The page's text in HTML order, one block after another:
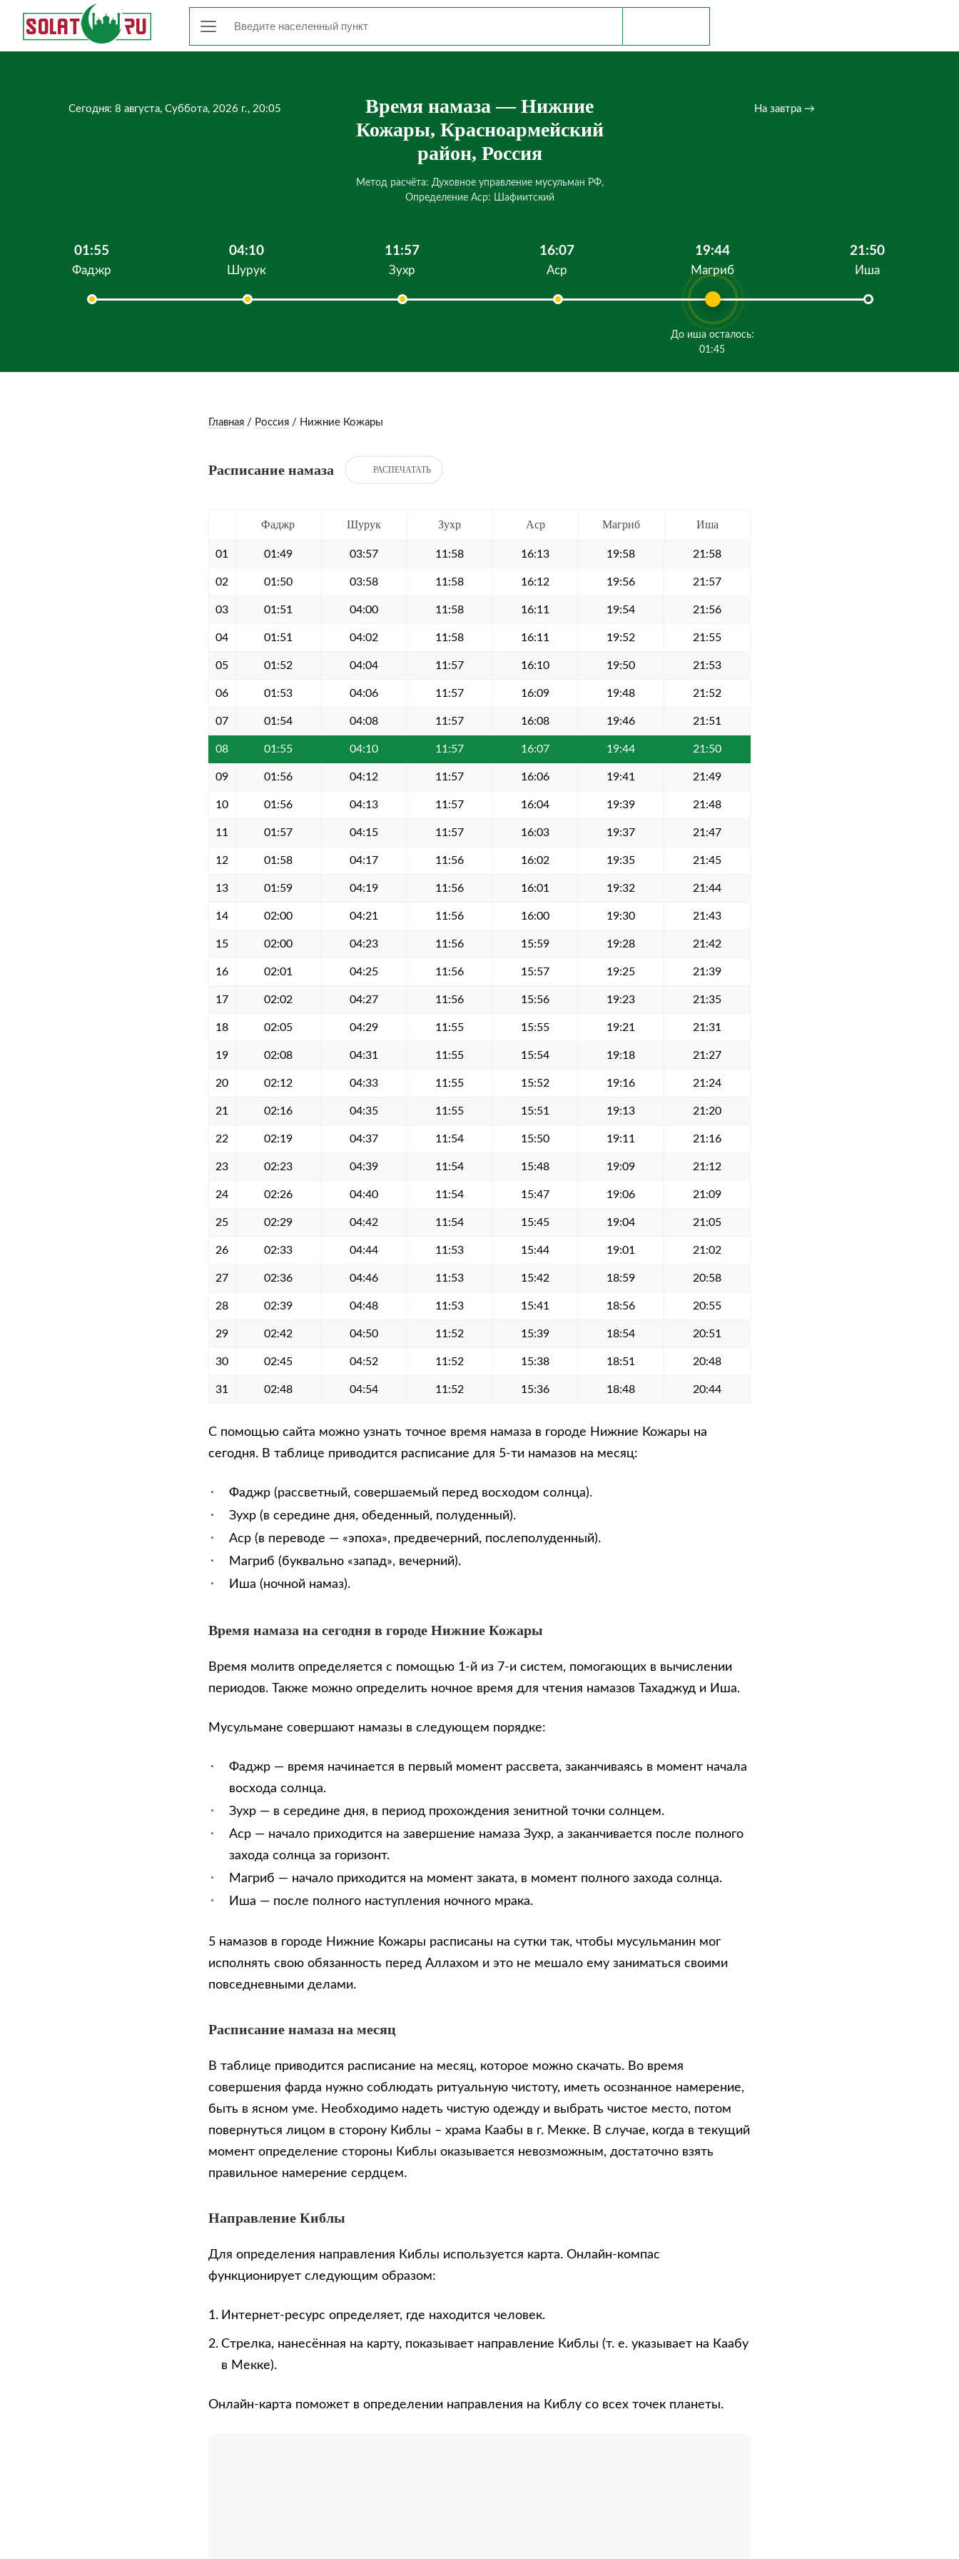
Сегодня: 8 августа, Суббота, 2026 г., 20:05
Время намаза — Нижние
Кожары, Красноармейский
район, Россия
Метод расчёта: Духовное управление мусульман РФ,
Определение Аср: Шафиитский
На завтра →
01:55
Фаджр
04:10
Шурук
11:57
Зухр
16:07
Аср
19:44
Магриб
До иша осталось:
01:45
21:50
Иша
Главная / Россия / Нижние Кожары
Расписание намаза РАСПЕЧАТАТЬ
Фаджр Шурук Зухр Аср Магриб Иша
01 01:49 03:57 11:58 16:13 19:58 21:58
02 01:50 03:58 11:58 16:12 19:56 21:57
03 01:51 04:00 11:58 16:11 19:54 21:56
04 01:51 04:02 11:58 16:11 19:52 21:55
05 01:52 04:04 11:57 16:10 19:50 21:53
06 01:53 04:06 11:57 16:09 19:48 21:52
07 01:54 04:08 11:57 16:08 19:46 21:51
08 01:55 04:10 11:57 16:07 19:44 21:50
09 01:56 04:12 11:57 16:06 19:41 21:49
10 01:56 04:13 11:57 16:04 19:39 21:48
11 01:57 04:15 11:57 16:03 19:37 21:47
12 01:58 04:17 11:56 16:02 19:35 21:45
13 01:59 04:19 11:56 16:01 19:32 21:44
14 02:00 04:21 11:56 16:00 19:30 21:43
15 02:00 04:23 11:56 15:59 19:28 21:42
16 02:01 04:25 11:56 15:57 19:25 21:39
17 02:02 04:27 11:56 15:56 19:23 21:35
18 02:05 04:29 11:55 15:55 19:21 21:31
19 02:08 04:31 11:55 15:54 19:18 21:27
20 02:12 04:33 11:55 15:52 19:16 21:24
21 02:16 04:35 11:55 15:51 19:13 21:20
22 02:19 04:37 11:54 15:50 19:11 21:16
23 02:23 04:39 11:54 15:48 19:09 21:12
24 02:26 04:40 11:54 15:47 19:06 21:09
25 02:29 04:42 11:54 15:45 19:04 21:05
26 02:33 04:44 11:53 15:44 19:01 21:02
27 02:36 04:46 11:53 15:42 18:59 20:58
28 02:39 04:48 11:53 15:41 18:56 20:55
29 02:42 04:50 11:52 15:39 18:54 20:51
30 02:45 04:52 11:52 15:38 18:51 20:48
31 02:48 04:54 11:52 15:36 18:48 20:44
С помощью сайта можно узнать точное время намаза в городе Нижние Кожары на
сегодня. В таблице приводится расписание для 5-ти намазов на месяц:
Фаджр (рассветный, совершаемый перед восходом солнца).
Зухр (в середине дня, обеденный, полуденный).
Аср (в переводе — «эпоха», предвечерний, послеполуденный).
Магриб (буквально «запад», вечерний).
Иша (ночной намаз).
Время намаза на сегодня в городе Нижние Кожары
Время молитв определяется с помощью 1-й из 7-и систем, помогающих в вычислении
периодов. Также можно определить ночное время для чтения намазов Тахаджуд и Иша.
Мусульмане совершают намазы в следующем порядке:
Фаджр — время начинается в первый момент рассвета, заканчиваясь в момент начала
восхода солнца.
Зухр — в середине дня, в период прохождения зенитной точки солнцем.
Аср — начало приходится на завершение намаза Зухр, а заканчивается после полного
захода солнца за горизонт.
Магриб — начало приходится на момент заката, в момент полного захода солнца.
Иша — после полного наступления ночного мрака.
5 намазов в городе Нижние Кожары расписаны на сутки так, чтобы мусульманин мог
исполнять свою обязанность перед Аллахом и это не мешало ему заниматься своими
повседневными делами.
Расписание намаза на месяц
В таблице приводится расписание на месяц, которое можно скачать. Во время
совершения фарда нужно соблюдать ритуальную чистоту, иметь осознанное намерение,
быть в ясном уме. Необходимо надеть чистую одежду и выбрать чистое место, потом
повернуться лицом в сторону Киблы – храма Каабы в г. Мекке. В случае, когда в текущий
момент определение стороны Киблы оказывается невозможным, достаточно взять
правильное намерение сердцем.
Направление Киблы
Для определения направления Киблы используется карта. Онлайн-компас
функционирует следующим образом:
Интернет-ресурс определяет, где находится человек.
Стрелка, нанесённая на карту, показывает направление Киблы (т. е. указывает на Каабу
в Мекке).
Онлайн-карта поможет в определении направления на Киблу со всех точек планеты.